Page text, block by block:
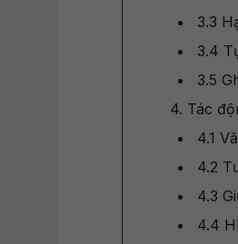
3.3
3.4
3.5
4. Tác
4.1
4.2
4.3
4.4